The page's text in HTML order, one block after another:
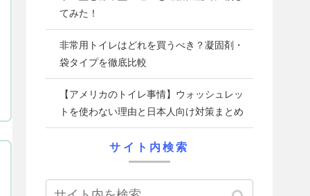
てみた！
非常用トイレはどれを買うべき？凝固剤・
袋タイプを徹底比較
【アメリカのトイレ事情】ウォッシュレッ
トを使わない理由と日本人向け対策まとめ
サイト内検索